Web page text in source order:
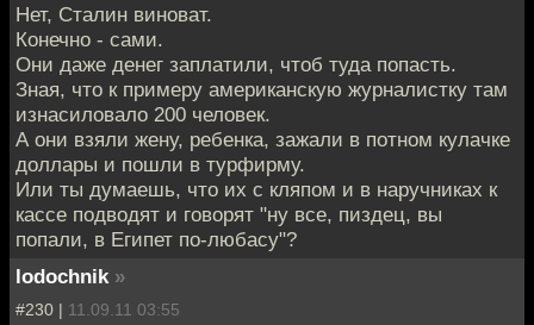
Нет, Сталин виноват.
Конечно - сами.
Они даже денег заплатили, чтоб туда попасть.
Зная, что к примеру американскую журналистку там
изнасиловало 200 человек.
А они взяли жену, ребенка, зажали в потном кулачке
доллары и пошли в турфирму.
Или ты думаешь, что их с кляпом и в наручниках к
кассе подводят и говорят "ну все, пиздец, вы
попали, в Египет по-любасу"?
lodochnik »
#230 | 11.09.11 03:55